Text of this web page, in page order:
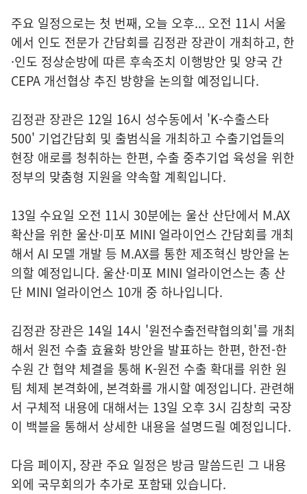
주요 일정으로는 첫 번째, 오늘 오후... 오전 11시 서울
에서 인도 전문가 간담회를 김정관 장관이 개최하고, 한
·인도 정상순방에 따른 후속조치 이행방안 및 양국 간
CEPA 개선협상 추진 방향을 논의할 예정입니다.
김정관 장관은 12일 16시 성수동에서 'K-수출스타
500' 기업간담회 및 출범식을 개최하고 수출기업들의
현장 애로를 청취하는 한편, 수출 중추기업 육성을 위한
정부의 맞춤형 지원을 약속할 계획입니다.
13일 수요일 오전 11시 30분에는 울산 산단에서 M.AX
확산을 위한 울산·미포 MINI 얼라이언스 간담회를 개최
해서 AI 모델 개발 등 M.AX를 통한 제조혁신 방안을 논
의할 예정입니다. 울산·미포 MINI 얼라이언스는 총 산
단 MINI 얼라이언스 10개 중 하나입니다.
김정관 장관은 14일 14시 '원전수출전략협의회'를 개최
해서 원전 수출 효율화 방안을 발표하는 한편, 한전-한
수원 간 협약 체결을 통해 K-원전 수출 확대를 위한 원
팀 체제 본격화에, 본격화를 개시할 예정입니다. 관련해
서 구체적 내용에 대해서는 13일 오후 3시 김창희 국장
이 백블을 통해서 상세한 내용을 설명드릴 예정입니다.
다음 페이지, 장관 주요 일정은 방금 말씀드린 그 내용
외에 국무회의가 추가로 포함돼 있습니다.